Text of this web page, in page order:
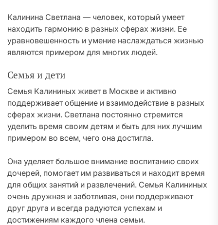
Калинина Светлана — человек, который умеет
находить гармонию в разных сферах жизни. Ее
уравновешенность и умение наслаждаться жизнью
являются примером для многих людей.
Семья и дети
Семья Калининых живет в Москве и активно
поддерживает общение и взаимодействие в разных
сферах жизни. Светлана постоянно стремится
уделить время своим детям и быть для них лучшим
примером во всем, чего она достигла.
Она уделяет большое внимание воспитанию своих
дочерей, помогает им развиваться и находит время
для общих занятий и развлечений. Семья Калининых
очень дружная и заботливая, они поддерживают
друг друга и всегда радуются успехам и
достижениям каждого члена семьи.